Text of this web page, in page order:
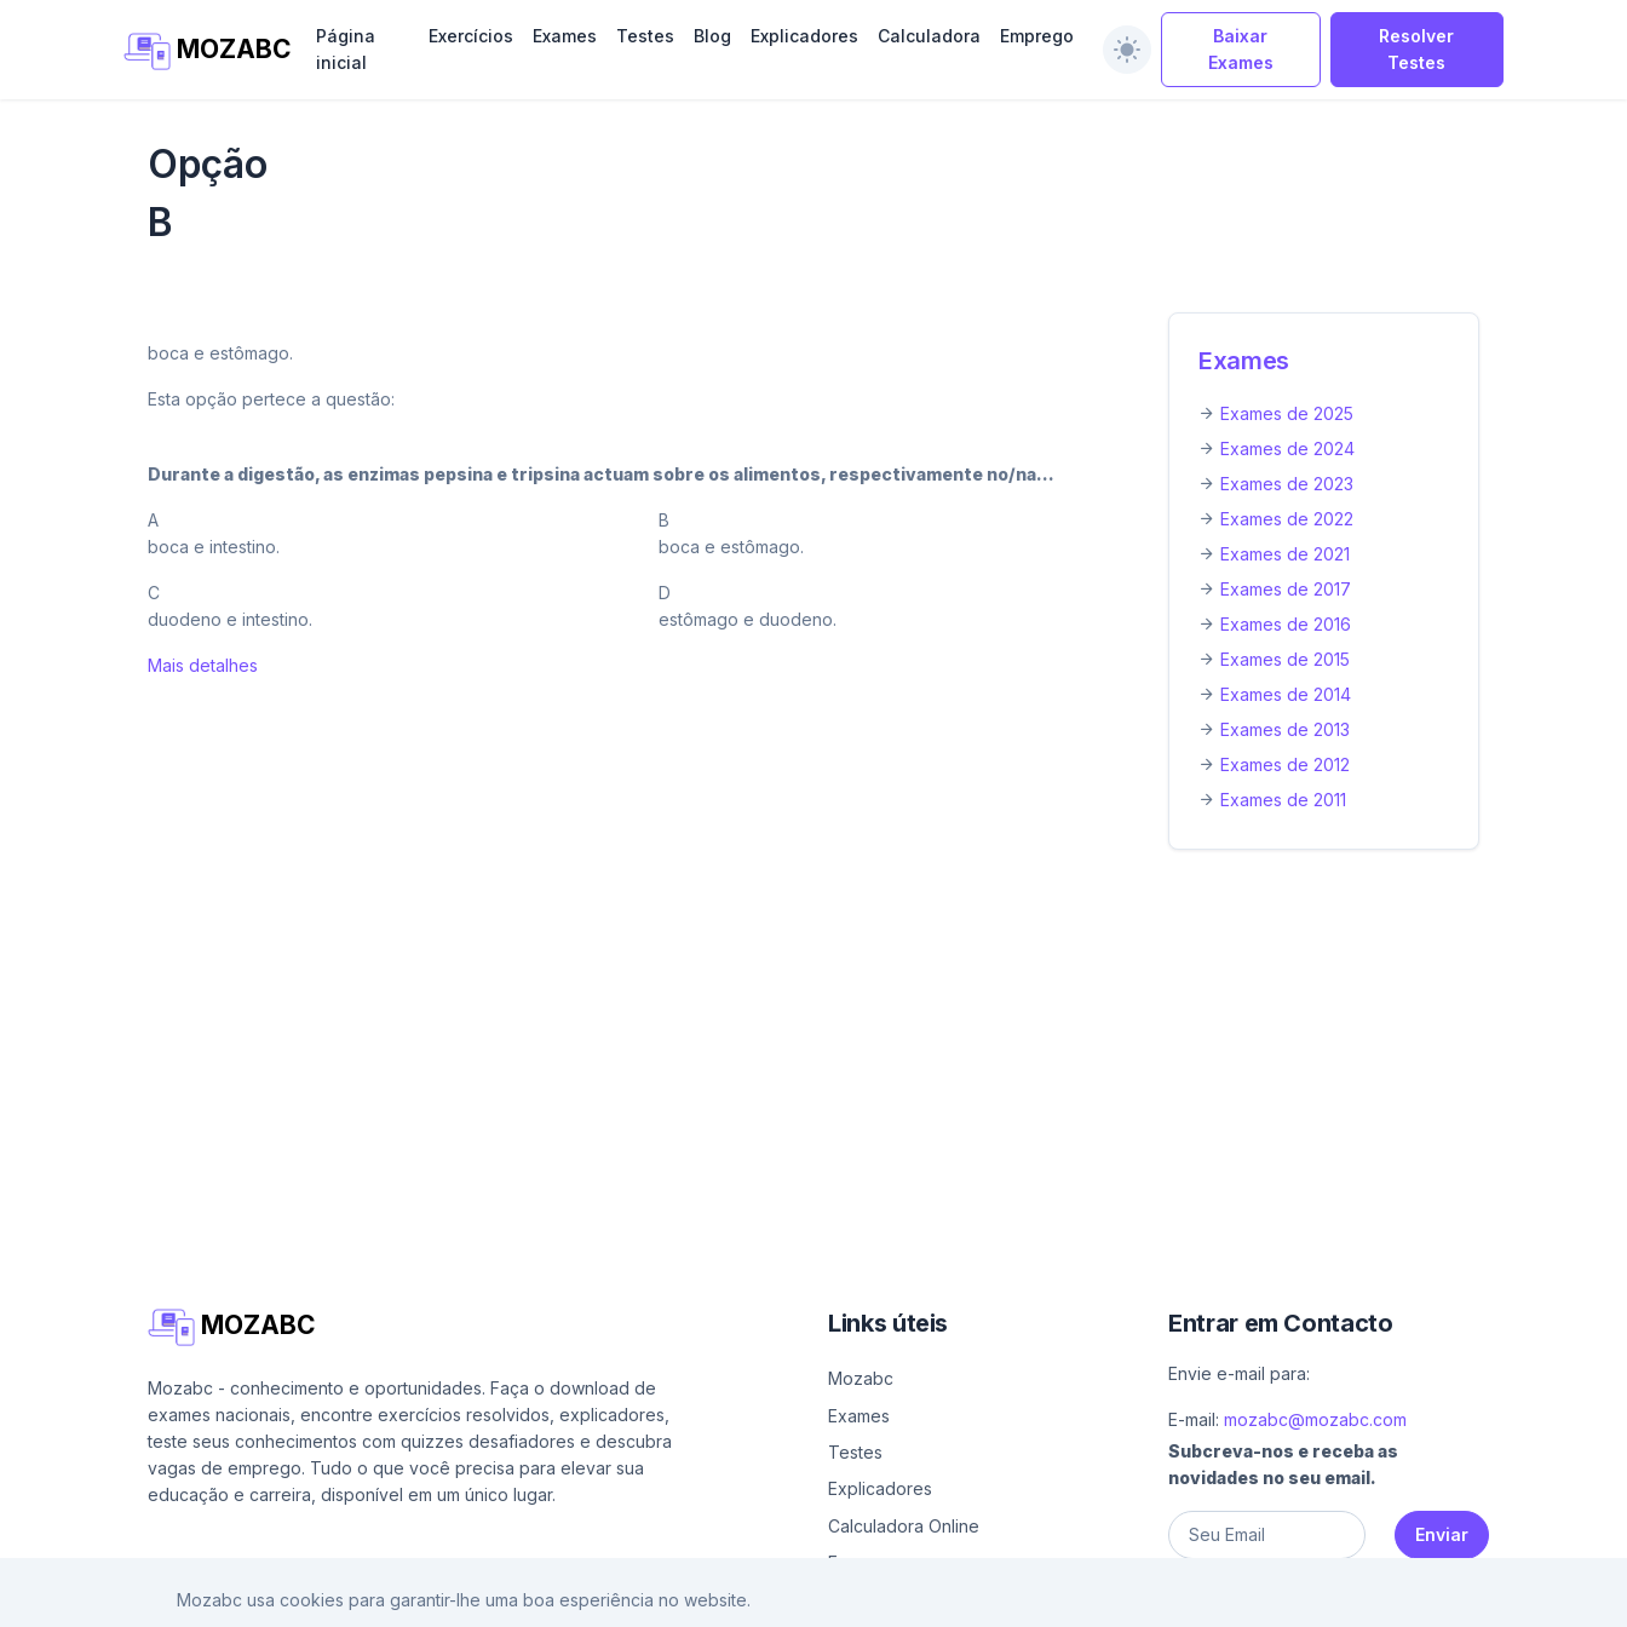
MOZABC
Baixar
Exames
Resolver
Testes
Página
inicial
Exercícios Exames Testes Blog Explicadores Calculadora Emprego
Opção
B
boca e estômago.
Esta opção pertece a questão:
Durante a digestão, as enzimas pepsina e tripsina actuam sobre os alimentos, respectivamente no/na…
A
boca e intestino.
B
boca e estômago.
C
duodeno e intestino.
D
estômago e duodeno.
Mais detalhes
Exames
Exames de 2025
Exames de 2024
Exames de 2023
Exames de 2022
Exames de 2021
Exames de 2017
Exames de 2016
Exames de 2015
Exames de 2014
Exames de 2013
Exames de 2012
Exames de 2011
MOZABC
Mozabc - conhecimento e oportunidades. Faça o download de
exames nacionais, encontre exercícios resolvidos, explicadores,
teste seus conhecimentos com quizzes desafiadores e descubra
vagas de emprego. Tudo o que você precisa para elevar sua
educação e carreira, disponível em um único lugar.
Links úteis
Mozabc
Exames
Testes
Explicadores
Calculadora Online
Emprego
Entrar em Contacto
Envie e-mail para:
E-mail: mozabc@mozabc.com
Subcreva-nos e receba as
novidades no seu email.
Enviar
Mozabc usa cookies para garantir-lhe uma boa esperiência no website.